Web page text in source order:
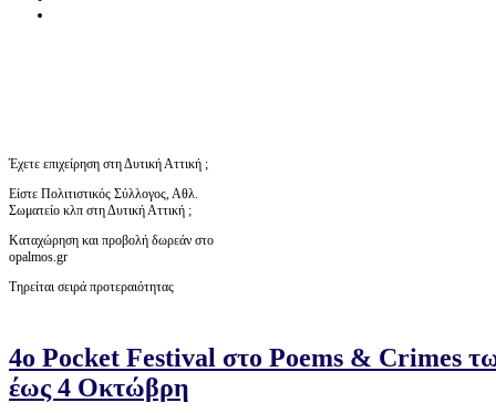
Έχετε επιχείρηση στη Δυτική Αττική ;
Είστε Πολιτιστικός Σύλλογος, Αθλ.
Σωματείο κλπ στη Δυτική Αττική ;
Καταχώρηση και προβολή δωρεάν στο
opalmos.gr
Τηρείται σειρά προτεραιότητας
4o Pocket Festival στο Poems & Crimes
έως 4 Οκτώβρη